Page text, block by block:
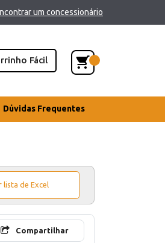
um concessionário
Fácil
Dúvidas Frequentes
lista de Excel
Compartilhar